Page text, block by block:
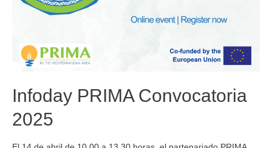
Infoday PRIMA Convocatoria
2025